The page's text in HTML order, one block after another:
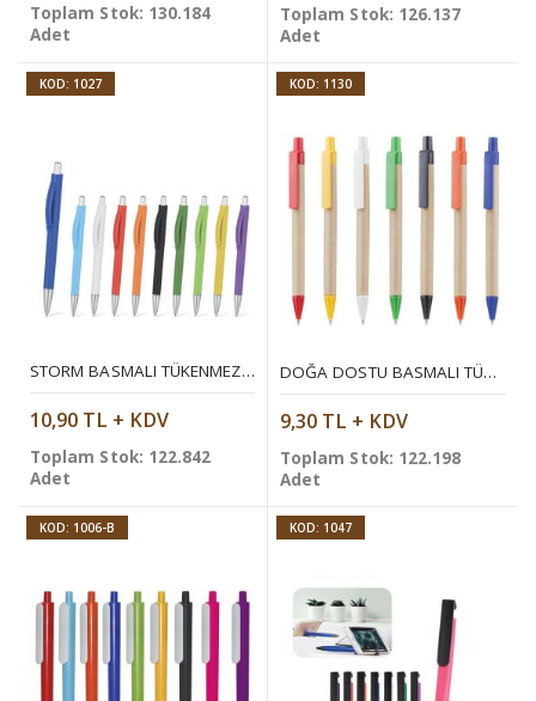
Toplam Stok: 130.184
Adet
Toplam Stok: 126.137
Adet
KOD: 1027
STORM BASMALI TÜKENMEZ KALEM
10,90 TL + KDV
Toplam Stok: 122.842
Adet
KOD: 1130
DOĞA DOSTU BASMALI TÜKENMEZ KALEM
9,30 TL + KDV
Toplam Stok: 122.198
Adet
KOD: 1006-B KOD: 1047